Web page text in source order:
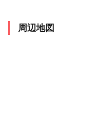
周辺地図